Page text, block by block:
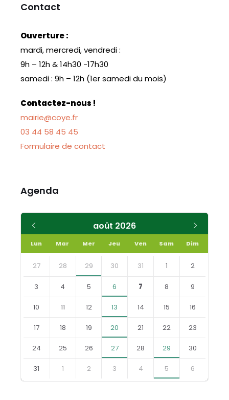
Contact
Ouverture :
mardi, mercredi, vendredi :
9h – 12h & 14h30 -17h30
samedi : 9h – 12h (1er samedi du mois)
Contactez-nous !
mairie@coye.fr
03 44 58 45 45
Formulaire de contact
Agenda
août 2026
précédent
Lun Mar Mer Jeu Ven Sam Dim
Skip
calendar
27 28 29 30 31 1 2
3 4 5 6 7 8 9
10 11 12 13 14 15 16
17 18 19 20 21 22 23
24 25 26 27 28 29 30
31 1 2 3 4 5 6
Retourner